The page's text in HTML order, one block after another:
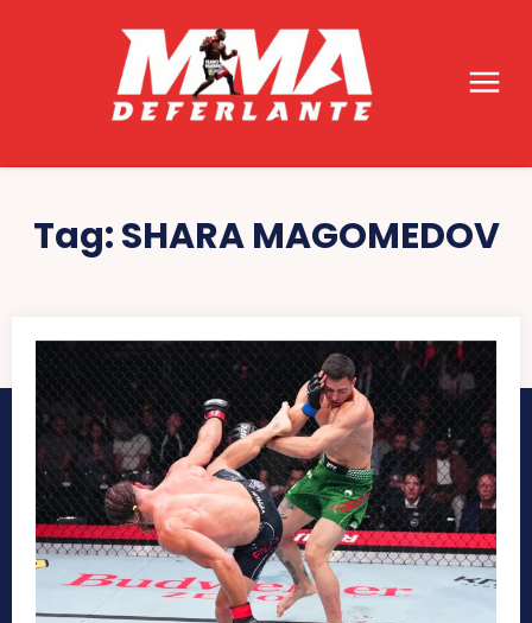
Tag:SHARA MAGOMEDOV